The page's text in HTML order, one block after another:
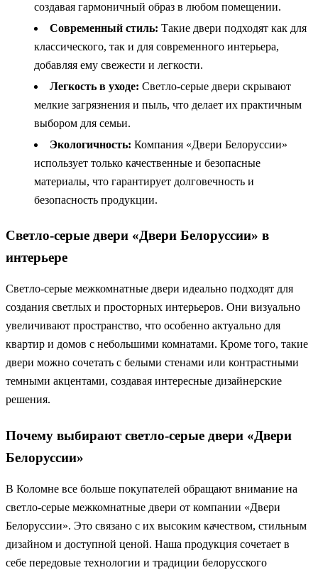
создавая гармоничный образ в любом помещении.
Современный стиль: Такие двери подходят как для
классического, так и для современного интерьера,
добавляя ему свежести и легкости.
Легкость в уходе: Светло-серые двери скрывают
мелкие загрязнения и пыль, что делает их практичным
выбором для семьи.
Экологичность: Компания «Двери Белоруссии»
использует только качественные и безопасные
материалы, что гарантирует долговечность и
безопасность продукции.
Светло-серые двери «Двери Белоруссии» в
интерьере
Светло-серые межкомнатные двери идеально подходят для
создания светлых и просторных интерьеров. Они визуально
увеличивают пространство, что особенно актуально для
квартир и домов с небольшими комнатами. Кроме того, такие
двери можно сочетать с белыми стенами или контрастными
темными акцентами, создавая интересные дизайнерские
решения.
Почему выбирают светло-серые двери «Двери
Белоруссии»
В Коломне все больше покупателей обращают внимание на
светло-серые межкомнатные двери от компании «Двери
Белоруссии». Это связано с их высоким качеством, стильным
дизайном и доступной ценой. Наша продукция сочетает в
себе передовые технологии и традиции белорусского